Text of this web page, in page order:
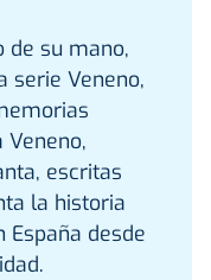
de su mano,
serie Veneno,
escritas
la historia
desde